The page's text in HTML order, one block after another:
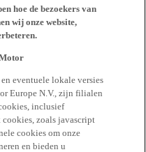
hoe de bezoekers van
wij onze website,
eventuele lokale versies
Europe N.V., zijn filialen
inclusief
zoals javascript
cookies om onze
en bieden u